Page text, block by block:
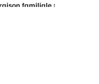
familiale :